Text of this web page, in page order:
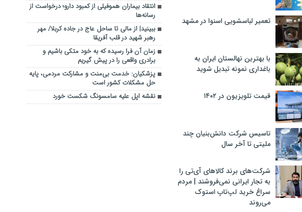
تعمیر لباسشویی اسنوا در مشهد
با بهترین نهالستان ایران به
باغداری نمونه تبدیل شوید
قیمت تلویزیون در ۱۴۰۲
تاسیس شرکت دانش‌بنیان چند
ملیتی تا آخر سال
شرکت‌های برند کالاهای آی‌تی را
به تجار ایرانی نمی‌فروشند | مردم
سراغ خرید لپ‌تاپ استوک
می‌روند
انتقاد بیماران هموفیلی از کمبود دارو؛ درخواست از
رسانه‌ها
ببینید| از مالی تا ساحل عاج در جاده کربلا/ مهر
رهبر شهید در قلب آفریقا
زمان آن فرا رسیده که به خود متکی باشیم و
برادری واقعی را در پیش گیریم
پزشکیان: خدمت بی‌منت و مشارکت مردمی، پایه
حل مشکلات کشور است
نقشه اپل علیه سامسونگ شکست خورد